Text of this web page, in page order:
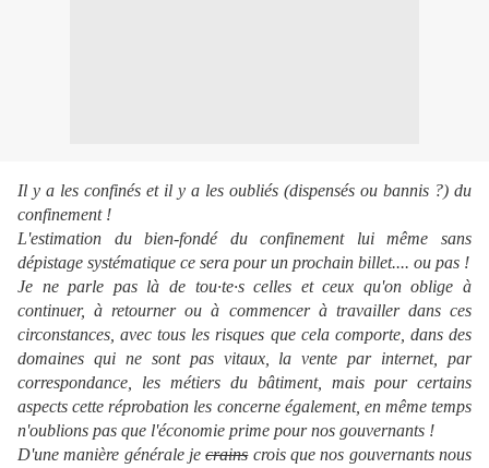
Il y a les confinés et il y a les oubliés (dispensés ou bannis ?) du
confinement !
L'estimation du bien-fondé du confinement lui même sans
dépistage systématique ce sera pour un prochain billet.... ou pas !
Je ne parle pas là de tou·te·s celles et ceux qu'on oblige à
continuer, à retourner ou à commencer à travailler dans ces
circonstances, avec tous les risques que cela comporte, dans des
domaines qui ne sont pas vitaux, la vente par internet, par
correspondance, les métiers du bâtiment, mais pour certains
aspects cette réprobation les concerne également, en même temps
n'oublions pas que l'économie prime pour nos gouvernants !
D'une manière générale jecrainscrois que nos gouvernants nous